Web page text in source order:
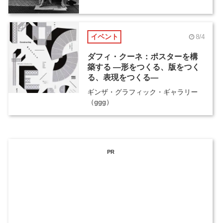
イベント 8/4
ダフィ・クーネ：ポスターを構
築する ―形をつくる、版をつく
る、表現をつくる―
ギンザ・グラフィック・ギャラリー
（ggg）
PR